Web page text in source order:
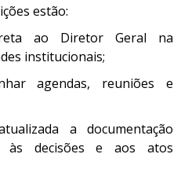
estão:
ao Diretor Geral na
institucionais;
agendas, reuniões e
a documentação
às decisões e aos atos